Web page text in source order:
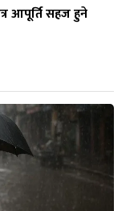
आपूर्ति सहज हुने